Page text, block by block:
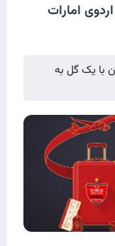
امارات
با یک گل به